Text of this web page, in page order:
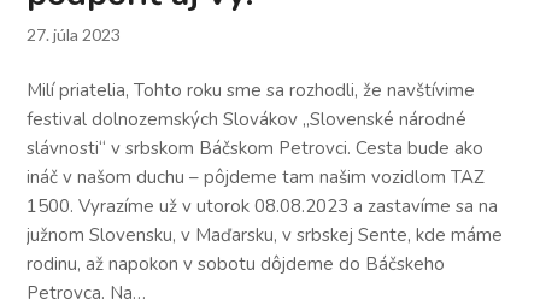
27. júla 2023
Milí priatelia, Tohto roku sme sa rozhodli, že navštívime
festival dolnozemských Slovákov „Slovenské národné
slávnosti“ v srbskom Báčskom Petrovci. Cesta bude ako
ináč v našom duchu – pôjdeme tam našim vozidlom TAZ
1500. Vyrazíme už v utorok 08.08.2023 a zastavíme sa na
južnom Slovensku, v Maďarsku, v srbskej Sente, kde máme
rodinu, až napokon v sobotu dôjdeme do Báčskeho
Petrovca. Na…